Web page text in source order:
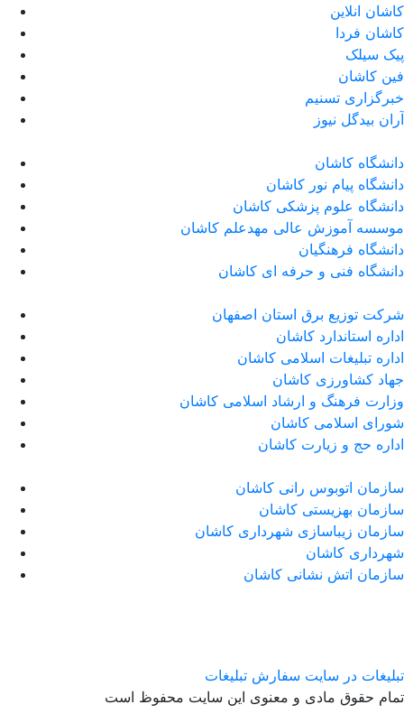
کاشان انلاین
کاشان فردا
پیک سیلک
فین کاشان
خبرگزاری تسنیم
آران بیدگل نیوز
دانشگاه کاشان
دانشگاه پیام نور کاشان
دانشگاه علوم پزشکی کاشان
موسسه آموزش عالی مهدعلم کاشان
دانشگاه فرهنگیان
دانشگاه فنی و حرفه ای کاشان
شرکت توزیع برق استان اصفهان
اداره استاندارد كاشان
اداره تبلیغات اسلامی کاشان
جهاد کشاورزی کاشان
وزارت فرهنگ و ارشاد اسلامی کاشان
شورای اسلامی کاشان
اداره حج و زیارت کاشان
سازمان اتوبوس رانی کاشان
سازمان بهزیستی کاشان
سازمان زیباسازی شهرداری کاشان
شهرداری کاشان
سازمان اتش نشانی کاشان
تبلیغات در سایت سفارش تبلیغات
تمام حقوق مادی و معنوی این سایت محفوظ است